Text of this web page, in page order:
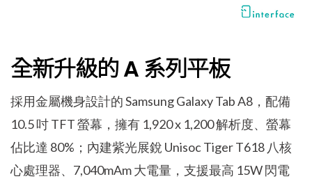
全新升級的 A 系列平板
採用金屬機身設計的 Samsung Galaxy Tab A8，配備
10.5 吋 TFT 螢幕，擁有 1,920 x 1,200 解析度、螢幕
佔比達 80%；內建紫光展銳 Unisoc Tiger T618 八核
心處理器、7,040mAm 大電量，支援最高 15W 閃電